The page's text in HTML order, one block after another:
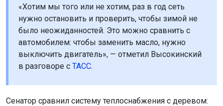
«Хотим мы того или не хотим, раз в год сеть
нужно остановить и проверить, чтобы зимой не
было неожиданностей. Это можно сравнить с
автомобилем: чтобы заменить масло, нужно
выключить двигатель», — отметил Высокинский
в разговоре с ТАСС.
Сенатор сравнил систему теплоснабжения с деревом: